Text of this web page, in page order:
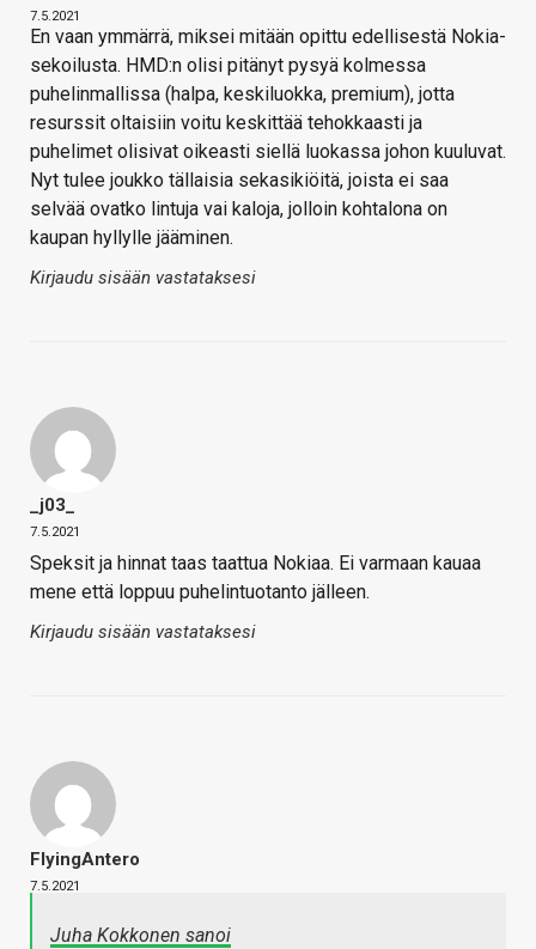
7.5.2021
En vaan ymmärrä, miksei mitään opittu edellisestä Nokia-
sekoilusta. HMD:n olisi pitänyt pysyä kolmessa
puhelinmallissa (halpa, keskiluokka, premium), jotta
resurssit oltaisiin voitu keskittää tehokkaasti ja
puhelimet olisivat oikeasti siellä luokassa johon kuuluvat.
Nyt tulee joukko tällaisia sekasikiöitä, joista ei saa
selvää ovatko lintuja vai kaloja, jolloin kohtalona on
kaupan hyllylle jääminen.
Kirjaudu sisään vastataksesi
_j03_
7.5.2021
Speksit ja hinnat taas taattua Nokiaa. Ei varmaan kauaa
mene että loppuu puhelintuotanto jälleen.
Kirjaudu sisään vastataksesi
FlyingAntero
7.5.2021
Juha Kokkonen sanoi